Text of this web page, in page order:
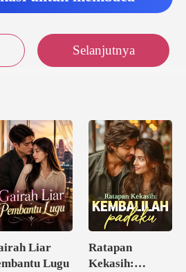
Selanjutnya
Liar
Lugu
Ratapan
Kekasih: